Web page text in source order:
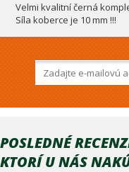
Velmi kvalitní černá
Síla koberce je 10 mm !!!
POSLEDNÉ
KTORÍ U NÁS